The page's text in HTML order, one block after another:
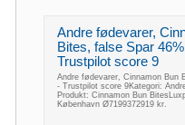
Andre fødevarer,
Bites, false Spar
Trustpilot score 9
Andre fødevarer, Cinnamon Bun
- Trustpilot score 9Kategori:
Produkt: Cinnamon Bun
København Ø7199372919 kr.